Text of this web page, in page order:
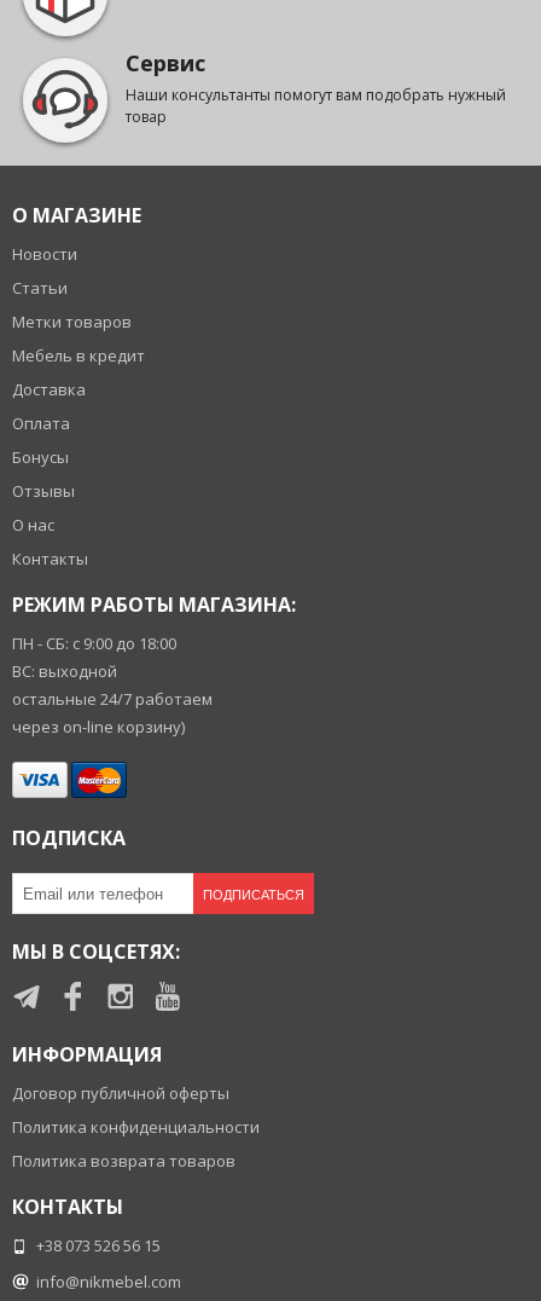
Сервис
Наши консультанты помогут вам подобрать нужный
товар
О МАГАЗИНЕ
Новости
Статьи
Метки товаров
Мебель в кредит
Доставка
Оплата
Бонусы
Отзывы
О нас
Контакты
РЕЖИМ РАБОТЫ МАГАЗИНА:
ПН - СБ: с 9:00 до 18:00
ВС: выходной
остальные 24/7 работаем
через on-line корзину)
ПОДПИСКА
ПОДПИСАТЬСЯ
МЫ В СОЦСЕТЯХ:
ИНФОРМАЦИЯ
Договор публичной оферты
Политика конфиденциальности
Политика возврата товаров
КОНТАКТЫ
+38 073 526 56 15
info@nikmebel.com